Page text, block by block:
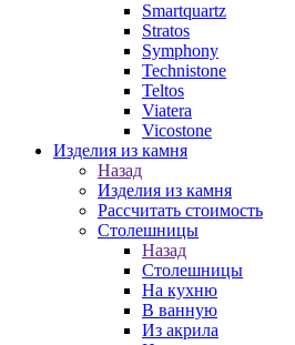
Smartquartz
Stratos
Symphony
Technistone
Teltos
Viatera
Vicostone
Изделия из камня
Назад
Изделия из камня
Рассчитать стоимость
Столешницы
Назад
Столешницы
На кухню
В ванную
Из акрила